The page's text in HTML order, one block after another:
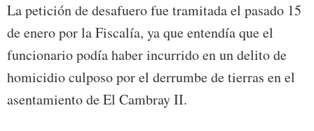
La petición de desafuero fue tramitada el pasado 15
de enero por la Fiscalía, ya que entendía que el
funcionario podía haber incurrido en un delito de
homicidio culposo por el derrumbe de tierras en el
asentamiento de El Cambray II.